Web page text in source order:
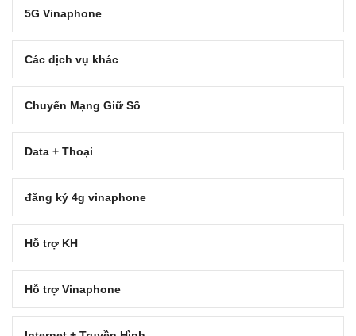
5G Vinaphone
Các dịch vụ khác
Chuyển Mạng Giữ Số
Data + Thoại
đăng ký 4g vinaphone
Hỗ trợ KH
Hỗ trợ Vinaphone